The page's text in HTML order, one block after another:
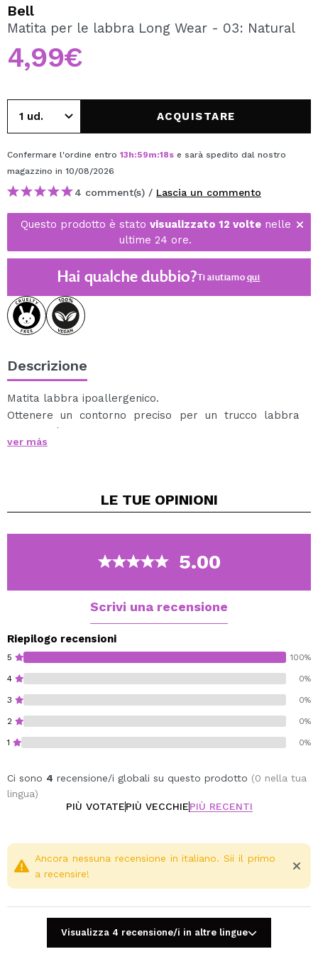
Creando un account su Maquibeauty.it potrai fare i tuoi
acquisti velocemente, controllare lo stato dei tuoi ordini e
consultare le tue operazioni precedenti.
CREARE UN ACCOUNT
Bell
Matita per le labbra Long Wear - 03: Natural
4,99€
ACQUISTARE
Confermare l'ordine entro 13h:59m:18s e sarà spedito dal nostro
magazzino in 10/08/2026
4 comment(s) / Lascia un commento
Questo prodotto è stato visualizzato 12 voltenelle
ultime 24 ore.
Hai qualche dubbio?Ti aiutiamoqui
Descrizione
Matita labbra ipoallergenico.
Ottenere un contorno preciso per un trucco labbra
duratura è facile con rossetto ipo-allergenici.
ver más
LE TUE OPINIONI
5.00
Scrivi una recensione
Riepilogo recensioni
5 100%
4 0%
3 0%
2 0%
1 0%
Ci sono 4 recensione/i globali su questo prodotto (0 nella tua
lingua)
PIÙ VOTATEPIÙ VECCHIEPIÙ RECENTI
Ancora nessuna recensione in italiano. Sii il primo
a recensire!
Visualizza 4 recensione/i in altre lingue